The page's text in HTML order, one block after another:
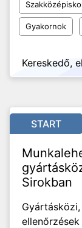
Gyakornok
Kereskedő,
START
Sirokban